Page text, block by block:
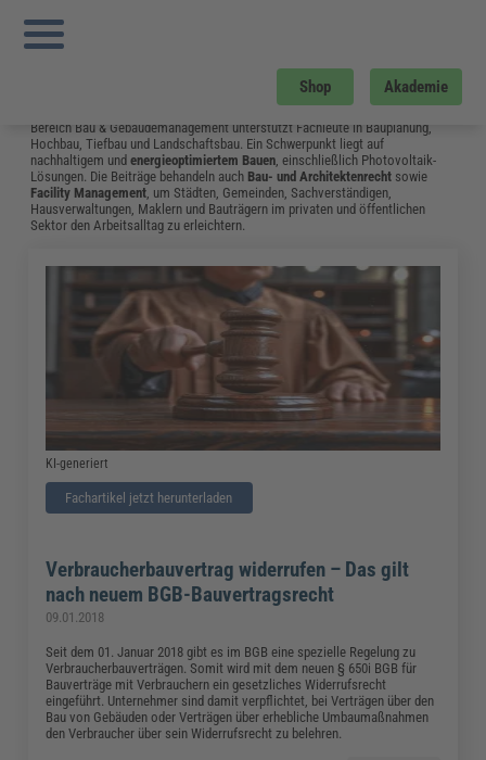
Shop Akademie
Sie sind hier:
DIN 18532 „abdichtung von Befahrenen Verkehrsflächen Aus Beton“ Erschienen
Seite 20
Bau und Gebäudemanagement
Bereich Bau & Gebäudemanagement unterstützt Fachleute in Bauplanung,
Hochbau, Tiefbau und Landschaftsbau. Ein Schwerpunkt liegt auf
nachhaltigem undenergieoptimiertem Bauen, einschließlich Photovoltaik-
Lösungen. Die Beiträge behandeln auch Bau- und Architektenrecht sowie
Facility Management, um Städten, Gemeinden, Sachverständigen,
Hausverwaltungen, Maklern und Bauträgern im privaten und öffentlichen
Sektor den Arbeitsalltag zu erleichtern.
KI-generiert
Fachartikel jetzt herunterladen
Verbraucherbauvertrag widerrufen – Das gilt
nach neuem BGB-Bauvertragsrecht
09.01.2018
Seit dem 01. Januar 2018 gibt es im BGB eine spezielle Regelung zu
Verbraucherbauverträgen. Somit wird mit dem neuen § 650i BGB für
Bauverträge mit Verbrauchern ein gesetzliches Widerrufsrecht
eingeführt. Unternehmer sind damit verpflichtet, bei Verträgen über den
Bau von Gebäuden oder Verträgen über erhebliche Umbaumaßnahmen
den Verbraucher über sein Widerrufsrecht zu belehren.